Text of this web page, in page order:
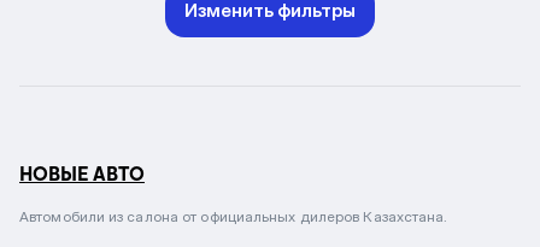
Изменить фильтры
НОВЫЕ АВТО
Автомобили из салона от официальных дилеров Казахстана.